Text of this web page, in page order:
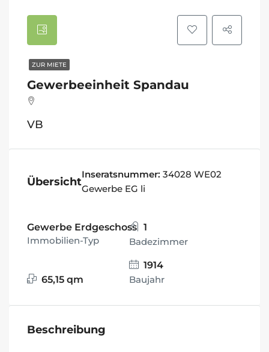
ZUR MIETE
Gewerbeeinheit Spandau
VB
Übersicht
Inseratsnummer: 34028 WE02
Gewerbe EG li
Gewerbe Erdgeschoss
Immobilien-Typ
1
Badezimmer
65,15 qm
1914
Baujahr
Beschreibung